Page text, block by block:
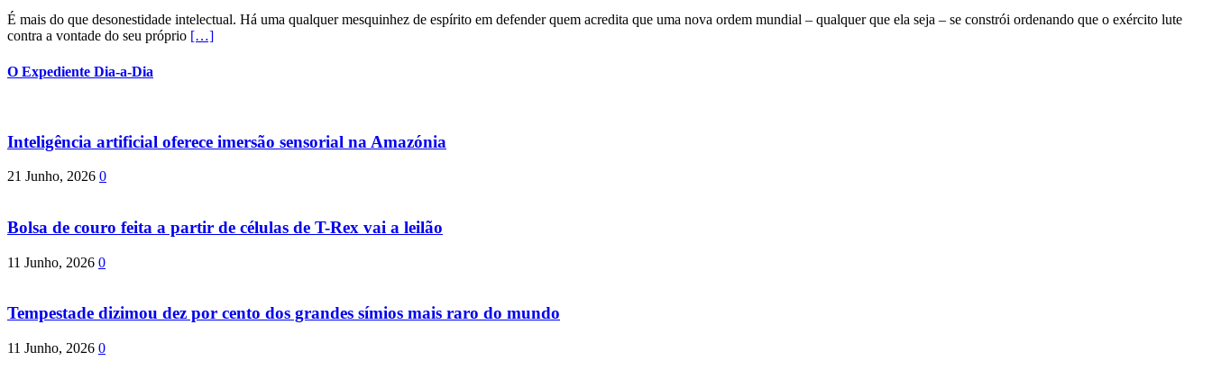
É mais do que desonestidade intelectual. Há uma qualquer mesquinhez de espírito em defender quem acredita que uma nova ordem mundial – qualquer que ela seja – se constrói ordenando que o exército lute
contra a vontade do seu próprio […]
O Expediente Dia-a-Dia
Inteligência artificial oferece imersão sensorial na Amazónia
21 Junho, 2026 0
Bolsa de couro feita a partir de células de T-Rex vai a leilão
11 Junho, 2026 0
Tempestade dizimou dez por cento dos grandes símios mais raro do mundo
11 Junho, 2026 0